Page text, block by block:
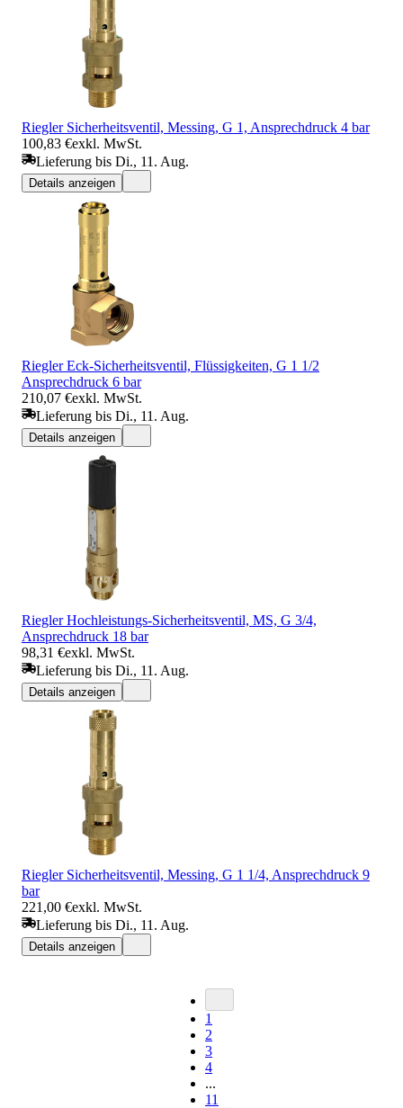
Riegler Sicherheitsventil, Messing, G 1, Ansprechdruck 4 bar
100,83 €exkl. MwSt.
Lieferung bis Di., 11. Aug.
Details anzeigen
Riegler Eck-Sicherheitsventil, Flüssigkeiten, G 1 1/2
Ansprechdruck 6 bar
210,07 €exkl. MwSt.
Lieferung bis Di., 11. Aug.
Details anzeigen
Riegler Hochleistungs-Sicherheitsventil, MS, G 3/4,
Ansprechdruck 18 bar
98,31 €exkl. MwSt.
Lieferung bis Di., 11. Aug.
Details anzeigen
Riegler Sicherheitsventil, Messing, G 1 1/4, Ansprechdruck 9
bar
221,00 €exkl. MwSt.
Lieferung bis Di., 11. Aug.
Details anzeigen
1
2
3
4
...
11